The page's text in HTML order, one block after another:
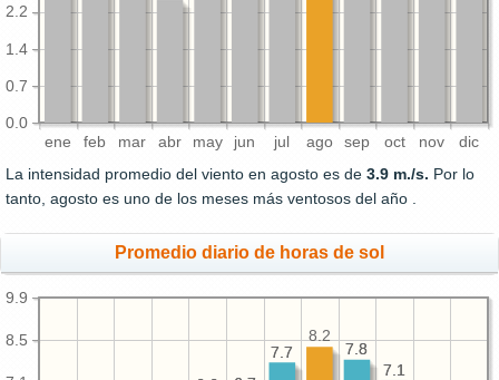
ene feb mar abr may jun jul ago sep oct nov dic
0.0
0.7
1.4
2.2
La intensidad promedio del viento en agosto es de 3.9 m./s. Por lo
tanto, agosto es uno de los meses más ventosos del año .
Promedio diario de horas de sol
8.5
9.9
7.1
7.8
7.7
7.1
7.8
8.2
7.7